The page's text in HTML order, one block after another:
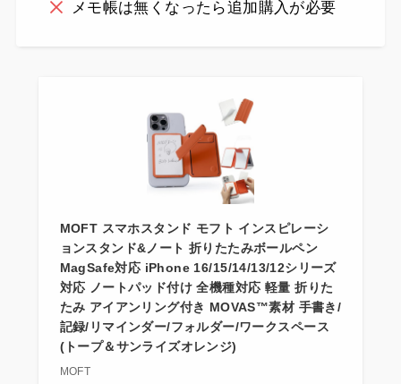
メモ帳は無くなったら追加購入が必要
MOFT スマホスタンド モフト インスピレーシ
ョンスタンド&ノート 折りたたみボールペン
MagSafe対応 iPhone 16/15/14/13/12シリーズ
対応 ノートパッド付け 全機種対応 軽量 折りた
たみ アイアンリング付き MOVAS™素材 手書き/
記録/リマインダー/フォルダー/ワークスペース
(トープ＆サンライズオレンジ)
MOFT